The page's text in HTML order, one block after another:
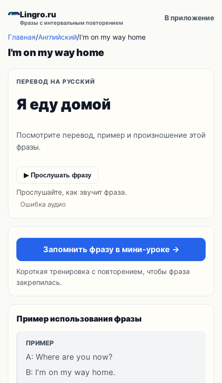
Lingro.ru
Фразы с интервальным повторением
В приложение
Главная/Английский/I'm on my way home
I'm on my way home
ПЕРЕВОД НА РУССКИЙ
Я еду домой
Посмотрите перевод, пример и произношение этой
фразы.
▶ Прослушать фразу
Прослушайте, как звучит фраза.
Ошибка аудио
Запомнить фразу в мини-уроке →
Короткая тренировка с повторением, чтобы фраза
закрепилась.
Пример использования фразы
ПРИМЕР
A: Where are you now?
B: I'm on my way home.